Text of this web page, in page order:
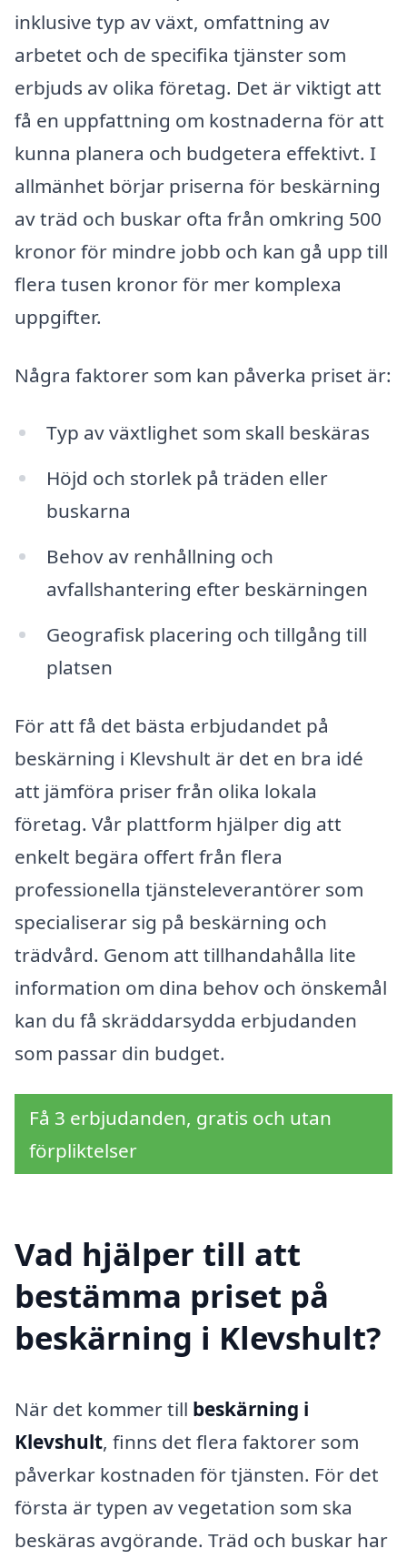
inklusive typ av växt, omfattning av
arbetet och de specifika tjänster som
erbjuds av olika företag. Det är viktigt att
få en uppfattning om kostnaderna för att
kunna planera och budgetera effektivt. I
allmänhet börjar priserna för beskärning
av träd och buskar ofta från omkring 500
kronor för mindre jobb och kan gå upp till
flera tusen kronor för mer komplexa
uppgifter.
Några faktorer som kan påverka priset är:
Typ av växtlighet som skall beskäras
Höjd och storlek på träden eller
buskarna
Behov av renhållning och
avfallshantering efter beskärningen
Geografisk placering och tillgång till
platsen
För att få det bästa erbjudandet på
beskärning i Klevshult är det en bra idé
att jämföra priser från olika lokala
företag. Vår plattform hjälper dig att
enkelt begära offert från flera
professionella tjänsteleverantörer som
specialiserar sig på beskärning och
trädvård. Genom att tillhandahålla lite
information om dina behov och önskemål
kan du få skräddarsydda erbjudanden
som passar din budget.
Få 3 erbjudanden, gratis och utan
förpliktelser
Vad hjälper till att
bestämma priset på
beskärning i Klevshult?
När det kommer till beskärning i
Klevshult, finns det flera faktorer som
påverkar kostnaden för tjänsten. För det
första är typen av vegetation som ska
beskäras avgörande. Träd och buskar har